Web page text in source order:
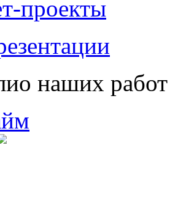
проекты
наших работ